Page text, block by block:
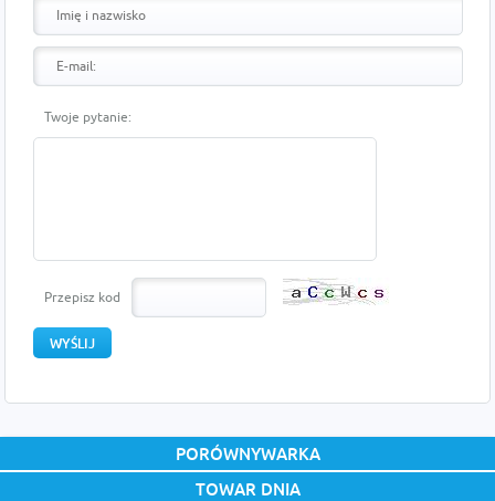
Twoje pytanie:
Przepisz kod
PORÓWNYWARKA
TOWAR DNIA